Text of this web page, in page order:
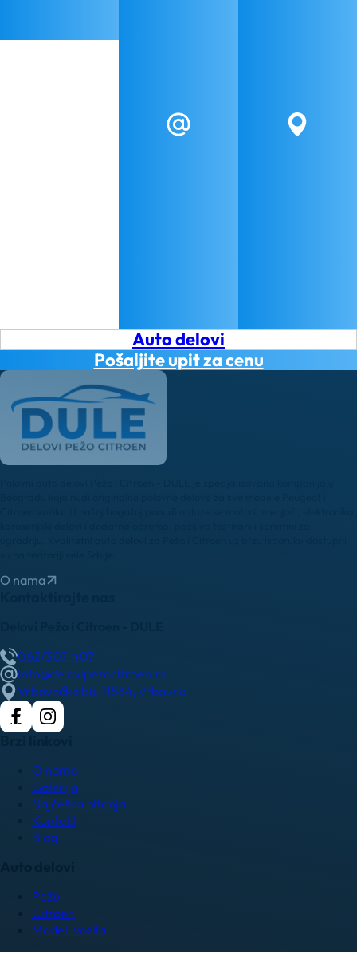
Auto delovi
Pošaljite upit za cenu
O nama
O nama
Galerija
Najčešća pitanja
Kontakt
Blog
Pežo
Citroen
Modeli vozila
062/307-407
info@delovipezocitroen.rs
Vrbovačka bb, 11564, Vrbovno